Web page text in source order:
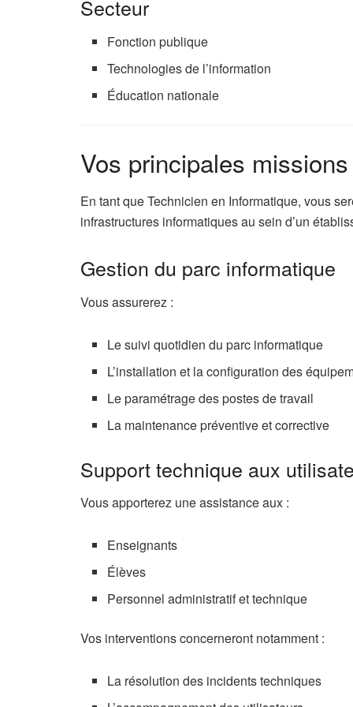
Secteur
Fonction publique
Technologies de l’information
Éducation nationale
Vos principales missions
En tant que Technicien en Informatique, vous
infrastructures informatiques au sein d’un
Gestion du parc informatique
Vous assurerez :
Le suivi quotidien du parc informatique
L’installation et la configuration des
Le paramétrage des postes de travail
La maintenance préventive et corrective
Support technique aux
Vous apporterez une assistance aux :
Enseignants
Élèves
Personnel administratif et technique
Vos interventions concerneront notamment :
La résolution des incidents techniques